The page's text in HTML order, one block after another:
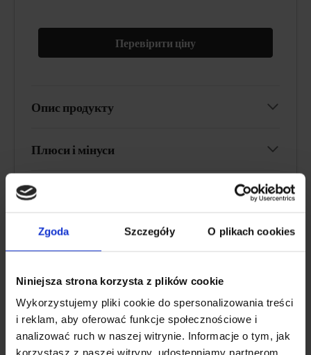
Zgoda Szczegóły O plikach cookies
Niniejsza strona korzysta z plików cookie
Wykorzystujemy pliki cookie do spersonalizowania treści
i reklam, aby oferować funkcje społecznościowe i
analizować ruch w naszej witrynie. Informacje o tym, jak
korzystasz z naszej witryny, udostępniamy partnerom
Перевірити ціну
Опис продукту
Плюси і мінуси
Додаткова інформація
Відгук користувача
МАРКОВИЙ СИРОВИНА SEAGARDEN®, ЧИСТИЙ
СКЛАД